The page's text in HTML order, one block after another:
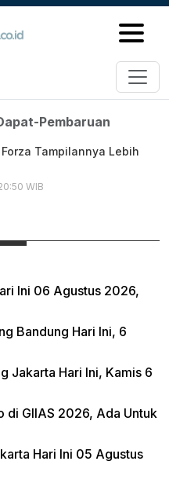
Pembaruan
Pembaruan
Tampilannya Lebih
WIB
Ini 06 Agustus 2026,
Bandung Hari Ini, 6
Jakarta Hari Ini, Kamis 6
di GIIAS 2026, Ada Untuk
Hari Ini 05 Agustus